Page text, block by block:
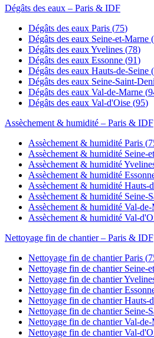
Dégâts des eaux – Paris & IDF
Dégâts des eaux Paris (75)
Dégâts des eaux Seine-et-Marne (
Dégâts des eauxYvelines (78)
Dégâts des eaux Essonne (91)
Dégâts des eaux Hauts-de-Seine (
Dégâts des eaux Seine-Saint-
Dégâts des eaux Val-de-Marne (
Dégâts des eaux Val-d'Oise (95)
Assèchement & humidité – Paris & IDF
Assèchement & humidité Paris (
Assèchement & humidité Seine-
Assèchement & humidité
Assèchement & humidité
Assèchement & humidité Hauts-
Assèchement & humidité Seine-
Assèchement & humidité Val-de-
Assèchement & humidité Val-
Nettoyage fin de chantier– Paris & IDF
Nettoyage fin de chantier Paris (
Nettoyage fin de chantier Seine-
Nettoyage fin de chantier
Nettoyage fin de chantier
Nettoyage fin de chantier Hauts-
Nettoyage fin de chantier Seine-
Nettoyage fin de chantier Val-de-
Nettoyage fin de chantier Val-